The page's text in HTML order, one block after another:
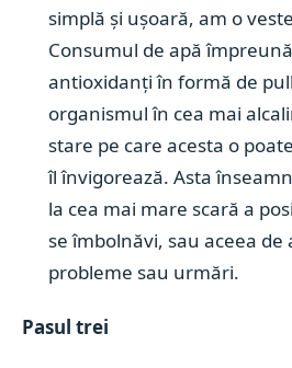
simplă și ușoară, am o
Consumul de apă
antioxidanți în formă de
organismul în cea mai
stare pe care acesta o
îl învigorează. Asta
la cea mai mare scară a
se îmbolnăvi, sau aceea de
probleme sau urmări.
Pasul trei